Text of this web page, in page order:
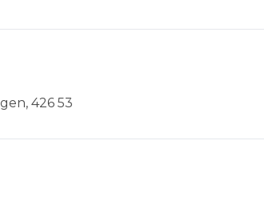
426 53